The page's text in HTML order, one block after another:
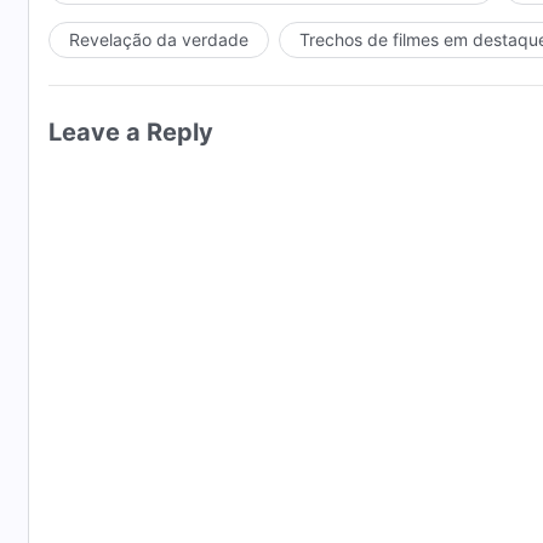
Revelação da verdade Trechos de filmes em
Leave a Reply